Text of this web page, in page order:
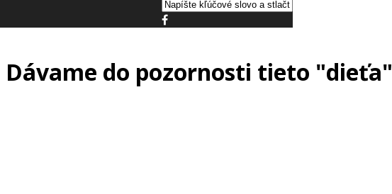
Dávame do pozornosti tieto "dieťa"